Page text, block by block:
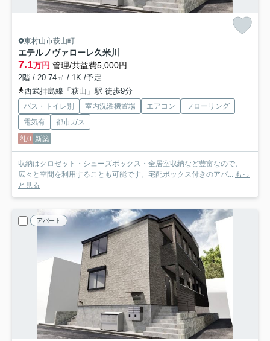
東村山市萩山町
エテルノヴァローレ久米川
7.1万円 管理/共益費5,000円
2階 / 20.74㎡ / 1K /予定
西武拝島線「萩山」駅 徒歩9分
バス・トイレ別 室内洗濯機置場 エアコン
フローリング
電気有
都市ガス
礼0 新築
収納はクロゼット・シューズボックス・全居室収納など豊富なので、
広々と空間を利用することも可能です。宅配ボックス付きのアパ...
もっ
と見る
アパート